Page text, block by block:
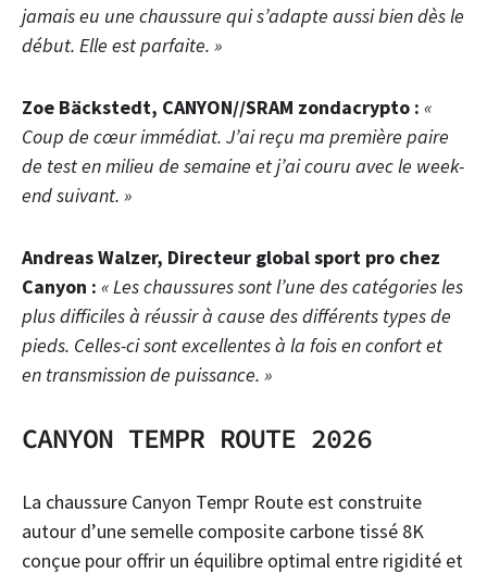
jamais eu une chaussure qui s’adapte aussi bien dès le
début. Elle est parfaite. »
Zoe Bäckstedt, CANYON//SRAM zondacrypto : «
Coup de cœur immédiat. J’ai reçu ma première paire
de test en milieu de semaine et j’ai couru avec le week-
end suivant. »
Andreas Walzer, Directeur global sport pro chez
Canyon : « Les chaussures sont l’une des catégories les
plus difficiles à réussir à cause des différents types de
pieds. Celles-ci sont excellentes à la fois en confort et
en transmission de puissance. »
CANYON TEMPR ROUTE 2026
La chaussure Canyon Tempr Route est construite
autour d’une semelle composite carbone tissé 8K
conçue pour offrir un équilibre optimal entre rigidité et